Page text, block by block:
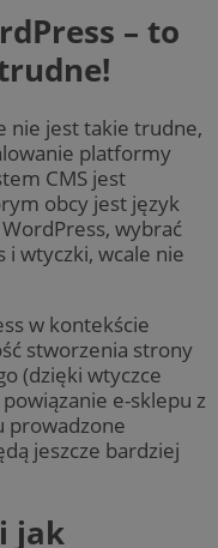
– to
nie jest takie trudne,
platformy
CMS jest
obcy jest język
wybrać
i wtyczki, wcale nie
w kontekście
stworzenia strony
(dzięki wtyczce
e-sklepu z
prowadzone
jeszcze bardziej
jak